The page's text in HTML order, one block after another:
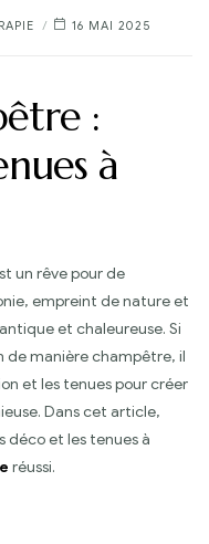
16 MAI 2025
:
à
un rêve pour de
empreint de nature et
et chaleureuse. Si
de manière champêtre, il
et les tenues pour créer
Dans cet article,
déco et les tenues à
réussi.